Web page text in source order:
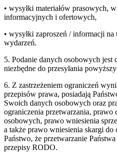
• wysyłki materiałów prasowych,
informacyjnych i ofertowych,
• wysyłki zaproszeń / informacji
wydarzeń.
5. Podanie danych osobowych jest
niezbędne do przesyłania
6. Z zastrzeżeniem ograniczeń
przepisów prawa, posiadają
Swoich danych osobowych oraz
ograniczenia przetwarzania, prawo
osobowych, prawo wniesienia
a także prawo wniesienia skargi do
Państwo, że przetwarzanie
przepisy RODO.